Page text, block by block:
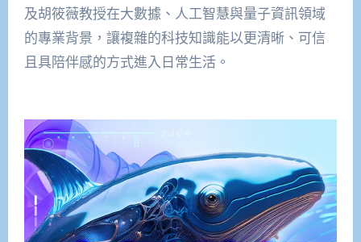
及胡筱薇教授在大數據、人工智慧與量子資訊領域
的專業背景，讓複雜的科技知識能以更清晰、可信
且具陪伴感的方式進入日常生活。